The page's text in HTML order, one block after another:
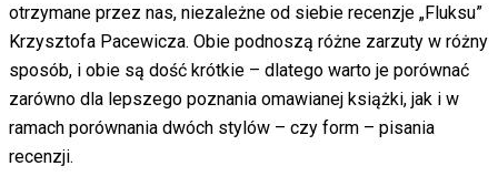
otrzymane przez nas, niezależne od siebie recenzje „Fluksu”
Krzysztofa Pacewicza. Obie podnoszą różne zarzuty w różny
sposób, i obie są dość krótkie – dlatego warto je porównać
zarówno dla lepszego poznania omawianej książki, jak i w
ramach porównania dwóch stylów – czy form – pisania
recenzji.